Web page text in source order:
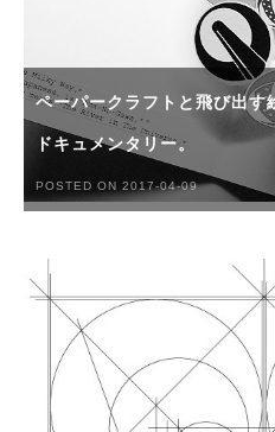
ペーパークラフトと飛び出す
ドキュメンタリー。
POSTED ON 2017-04-09